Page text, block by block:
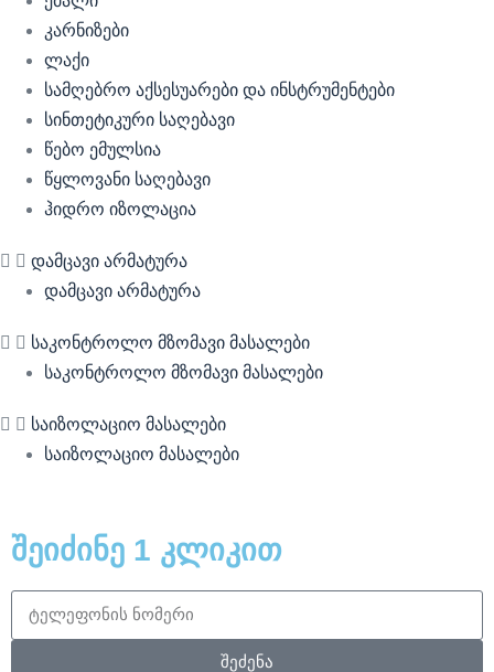
კარნიზები
ლაქი
სამღებრო აქსესუარები და ინსტრუმენტები
სინთეტიკური საღებავი
წებო ემულსია
წყლოვანი საღებავი
ჰიდრო იზოლაცია
დამცავი არმატურა
დამცავი არმატურა
საკონტროლო მზომავი მასალები
საკონტროლო მზომავი მასალები
საიზოლაციო მასალები
საიზოლაციო მასალები
შეიძინე 1 კლიკით
შეძენა